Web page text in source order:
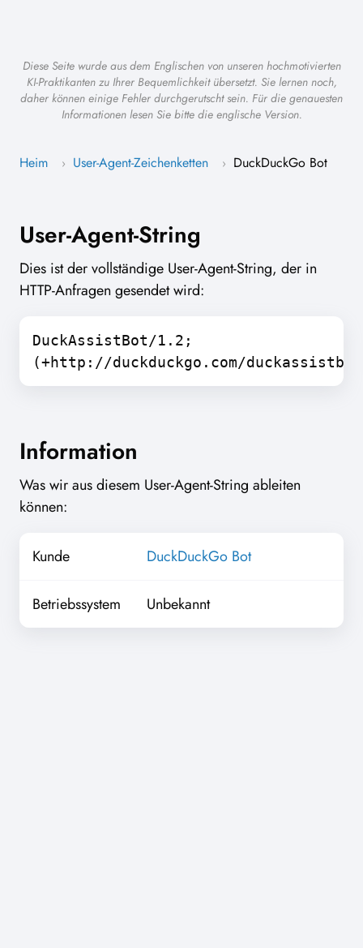
Diese Seite wurde aus dem Englischen von unseren hochmotivierten
KI-Praktikanten zu Ihrer Bequemlichkeit übersetzt. Sie lernen noch,
daher können einige Fehler durchgerutscht sein. Für die genauesten
Informationen lesen Sie bitte die englische Version.
Heim › User-Agent-Zeichenketten › DuckDuckGo Bot
User-Agent-String
Dies ist der vollständige User-Agent-String, der in
HTTP-Anfragen gesendet wird:
DuckAssistBot/1.2;
(+http://duckduckgo.com/
Information
Was wir aus diesem User-Agent-String ableiten
können:
Kunde DuckDuckGo Bot
Betriebssystem Unbekannt